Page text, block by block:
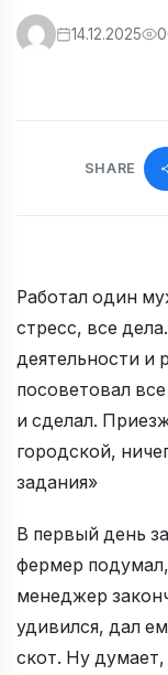
14.12.2025 0
SHARE
Работал один
стресс, все
деятельности и
посоветовал
и сделал.
городской,
задания»
В первый день
фермер
менеджер
удивился, дал
скот. Ну